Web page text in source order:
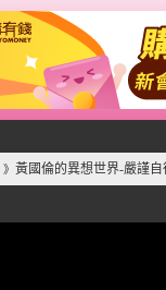
》 黃國倫的異想世界-嚴謹